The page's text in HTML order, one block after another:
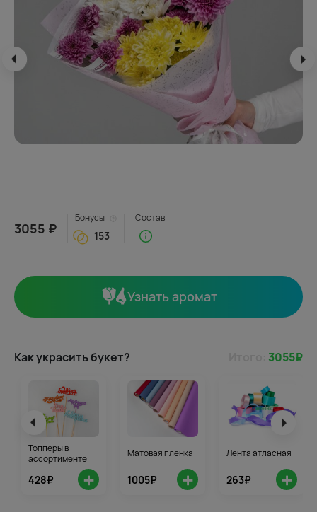
3055 ₽
Бонусы
153
Состав
Узнать аромат
Как украсить букет? 3055₽
Топперы в
ассортименте
428₽ +
Матовая пленка
1005₽ +
Лента атласная
263₽ +